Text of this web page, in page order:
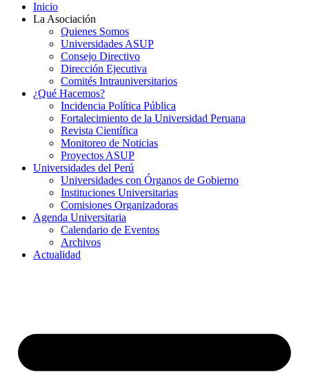
Inicio
La Asociación
Quienes Somos
Universidades ASUP
Consejo Directivo
Dirección Ejecutiva
Comités Intrauniversitarios
¿Qué Hacemos?
Incidencia Política Pública
Fortalecimiento de la Universidad Peruana
Revista Científica
Monitoreo de Noticias
Proyectos ASUP
Universidades del Perú
Universidades con Órganos de Gobierno
Instituciones Universitarias
Comisiones Organizadoras
Agenda Universitaria
Calendario de Eventos
Archivos
Actualidad